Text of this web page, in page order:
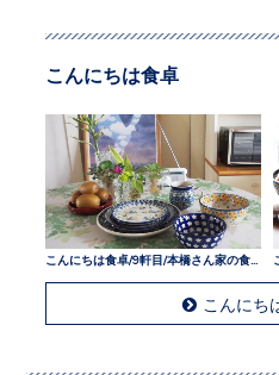
こんにちは食卓
こんにちは食卓/9軒目/本橋さん家の食卓
こんにち